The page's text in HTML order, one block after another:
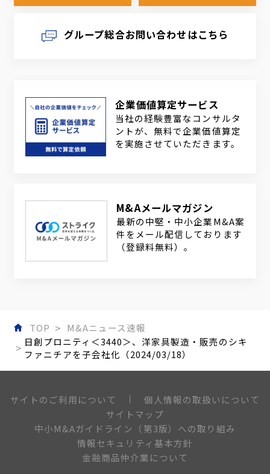
グループ総合お問い合わせはこちら
企業価値算定サービス
当社の経験豊富なコンサルタ
ントが、無料で企業価値算定
を実施させていただきます。
M&Aメールマガジン
最新の中堅・中小企業M&A案
件をメール配信しております
（登録料無料）。
TOP
M&Aニュース速報
日創プロニティ＜3440＞、洋家具製造・販売のシキ
ファニチアを子会社化（2024/03/18）
サイトのご利用について
個人情報の取扱いについて
サイトマップ
中小M&Aガイドライン（第3版）への取り組み
情報セキュリティ基本方針
金融商品仲介業について